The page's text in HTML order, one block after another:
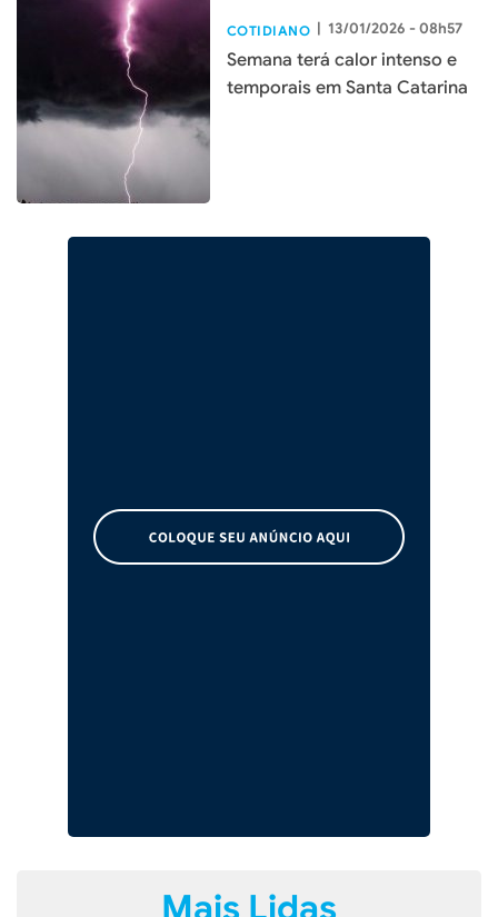
COTIDIANO | 13/01/2026 - 08h57
Semana terá calor intenso e
temporais em Santa Catarina
Mais Lidas